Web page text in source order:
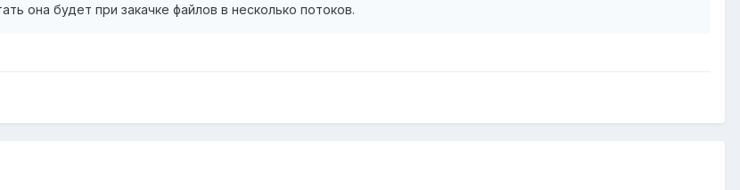
она будет при закачке файлов в несколько потоков.